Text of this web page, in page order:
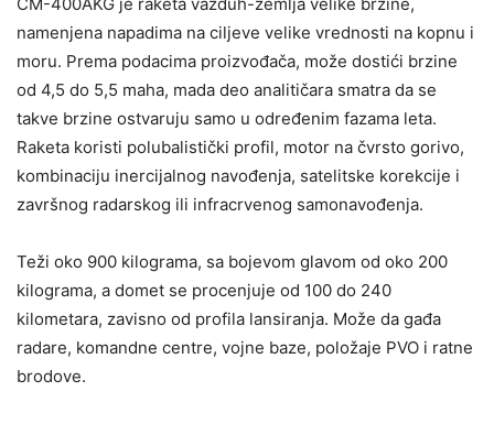
namenjena napadima na ciljeve velike vrednosti na kopnu i
moru. Prema podacima proizvođača, može dostići brzine
od 4,5 do 5,5 maha, mada deo analitičara smatra da se
takve brzine ostvaruju samo u određenim fazama leta.
Raketa koristi polubalistički profil, motor na čvrsto gorivo,
kombinaciju inercijalnog navođenja, satelitske korekcije i
završnog radarskog ili infracrvenog samonavođenja.
Teži oko 900 kilograma, sa bojevom glavom od oko 200
kilograma, a domet se procenjuje od 100 do 240
kilometara, zavisno od profila lansiranja. Može da gađa
radare, komandne centre, vojne baze, položaje PVO i ratne
brodove.